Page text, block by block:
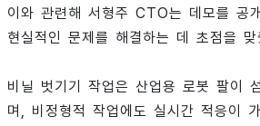
이와 관련해 서형주 CTO는 데모를 공
현실적인 문제를 해결하는 데 초점을 맞
비닐 벗기기 작업은 산업용 로봇 팔이
며, 비정형적 작업에도 실시간 적응이